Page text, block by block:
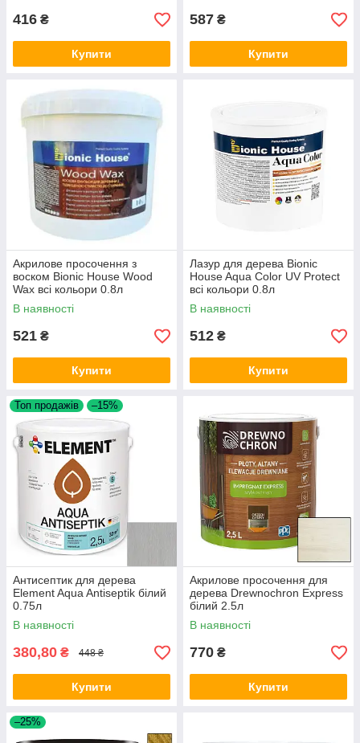
416 ₴
Купити
587 ₴
Купити
Акрилове просочення з
воском Bionic House Wood
Wax всі кольори 0.8л
В наявності
521 ₴
Купити
Лазур для дерева Bionic
House Aqua Color UV Protect
всі кольори 0.8л
В наявності
512 ₴
Купити
Топ продажів –15%
Антисептик для дерева
Element Aqua Antiseptik білий
0.75л
В наявності
380,80 ₴ 448 ₴
Купити
Акрилове просочення для
дерева Drewnochron Express
білий 2.5л
В наявності
770 ₴
Купити
–25%